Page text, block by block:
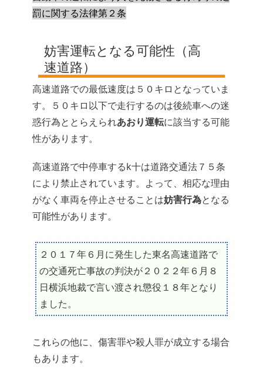
罰に関する法律第２条
妨害運転となる可能性（高
速道路）
高速道路での最低速度は５０キロとなっていま
す。５０キロ以下で走行するのは後続車への迷
惑行為ととらえられあおり運転に該当する可能
性があります。
高速道路で中停車するk十は道路交通法７５条
により禁止されています。よって、相応な理由
がなく車両を停止させることは妨害行為となる
可能性があります。
２０１７年６月に発生した東名高速道路で
の交通死亡事故の判決が２０２２年６月８
日横浜地裁で言い渡され懲役１８年となり
ました。
これらの他に、傷害罪や殺人罪が成立する場合
もあります。